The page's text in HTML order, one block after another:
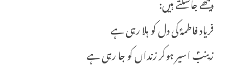
فریاد فاطمہؑ کی دل کو ہلا رہی ہے
زینبؑ اسیر ہوکر زنداں کو جا رہی ہے